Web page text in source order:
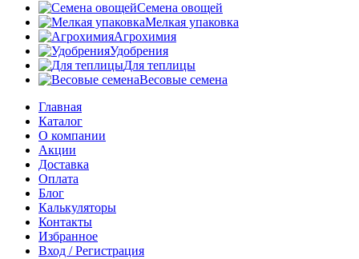
Семена овощей
Мелкая упаковка
Агрохимия
Удобрения
Для теплицы
Весовые семена
Главная
Каталог
О компании
Акции
Доставка
Оплата
Блог
Калькуляторы
Контакты
Избранное
Вход / Регистрация